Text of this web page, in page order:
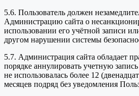
5.6. Пользователь должен
Администрацию сайта о
использовании его учётной записи
другом нарушении системы
5.7. Администрация сайта обладает
порядке аннулировать учетную
не использовалась более 12
месяцев подряд без уведомления